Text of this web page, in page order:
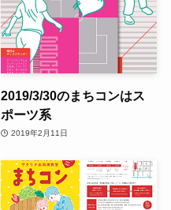
2019/3/30のまちコンはス
ポーツ系
2019年2月11日